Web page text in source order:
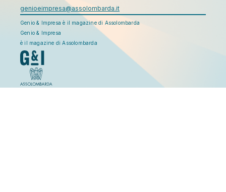
genioeimpresa@assolombarda.it
Genio & Impresa è il magazine di Assolombarda
Genio & Impresa
è il magazine di Assolombarda